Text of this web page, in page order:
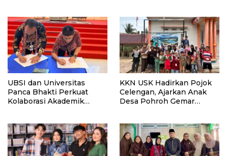
UBSI dan Universitas
Panca Bhakti Perkuat
Kolaborasi Akademik
KKN USK Hadirkan Pojok
Celengan, Ajarkan Anak
Desa Pohroh Gemar